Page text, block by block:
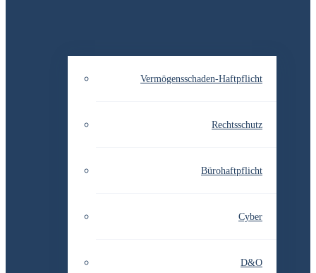
Vermögensschaden-Haftpflicht
Rechtsschutz
Bürohaftpflicht
Cyber
D&O